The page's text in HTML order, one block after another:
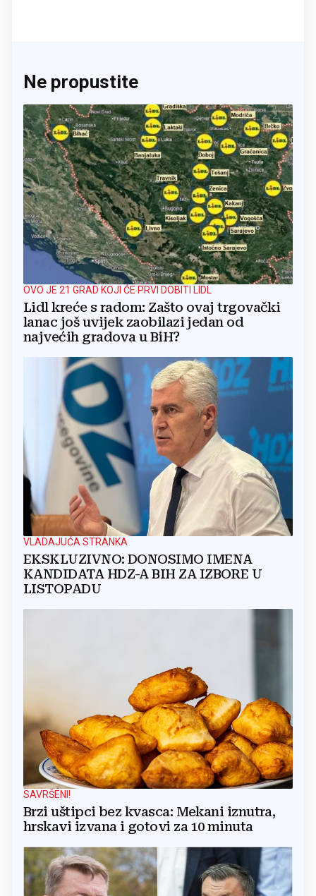
Ne propustite
OVO JE 21 GRAD KOJI ĆE PRVI DOBITI LIDL
Lidl kreće s radom: Zašto ovaj trgovački
lanac još uvijek zaobilazi jedan od
najvećih gradova u BiH?
VLADAJUĆA STRANKA
EKSKLUZIVNO: DONOSIMO IMENA
KANDIDATA HDZ-A BIH ZA IZBORE U
LISTOPADU
SAVRŠENI!
Brzi uštipci bez kvasca: Mekani iznutra,
hrskavi izvana i gotovi za 10 minuta